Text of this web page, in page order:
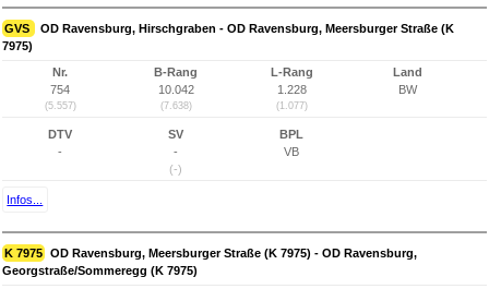
GVS
OD Ravensburg, Hirschgraben - OD Ravensburg, Meersburger Straße (K
7975)
Nr.
754
(5.557)
B-Rang
10.042
(7.638)
L-Rang
1.228
(1.077)
Land
BW
DTV
-
SV
-
(-)
BPL
VB
Infos...
K 7975 OD Ravensburg, Meersburger Straße (K 7975) - OD Ravensburg,
Georgstraße/Sommeregg (K 7975)